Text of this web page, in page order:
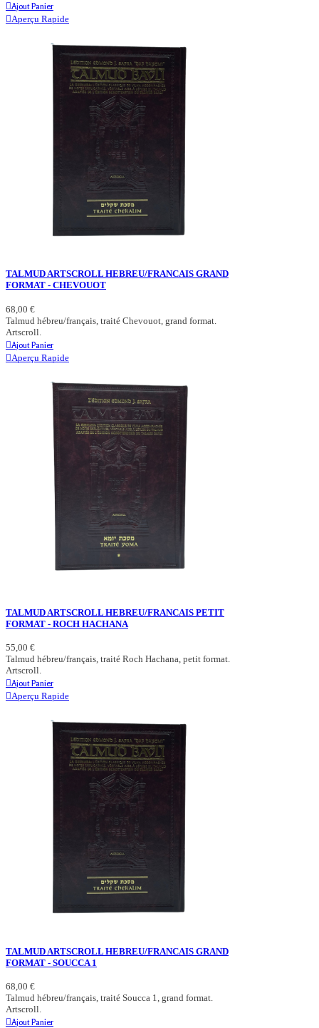
Ajout Panier
Aperçu Rapide
TALMUD ARTSCROLL HEBREU/FRANCAIS GRAND
FORMAT - CHEVOUOT
68,00 €
Talmud hébreu/français, traité Chevouot, grand format.
Artscroll.
Ajout Panier
Aperçu Rapide
TALMUD ARTSCROLL HEBREU/FRANCAIS PETIT
FORMAT - ROCH HACHANA
55,00 €
Talmud hébreu/français, traité Roch Hachana, petit format.
Artscroll.
Ajout Panier
Aperçu Rapide
TALMUD ARTSCROLL HEBREU/FRANCAIS GRAND
FORMAT - SOUCCA 1
68,00 €
Talmud hébreu/français, traité Soucca 1, grand format.
Artscroll.
Ajout Panier